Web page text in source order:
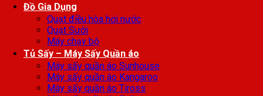
Đồ Gia Dụng
Quạt điều hòa hơi nước
Quạt Sưởi
Máy chạy bộ
Tủ Sấy – Máy Sấy Quần áo
Máy sấy quần áo Sunhouse
Máy sấy quần áo Kangaroo
Máy sấy quần áo Tiross